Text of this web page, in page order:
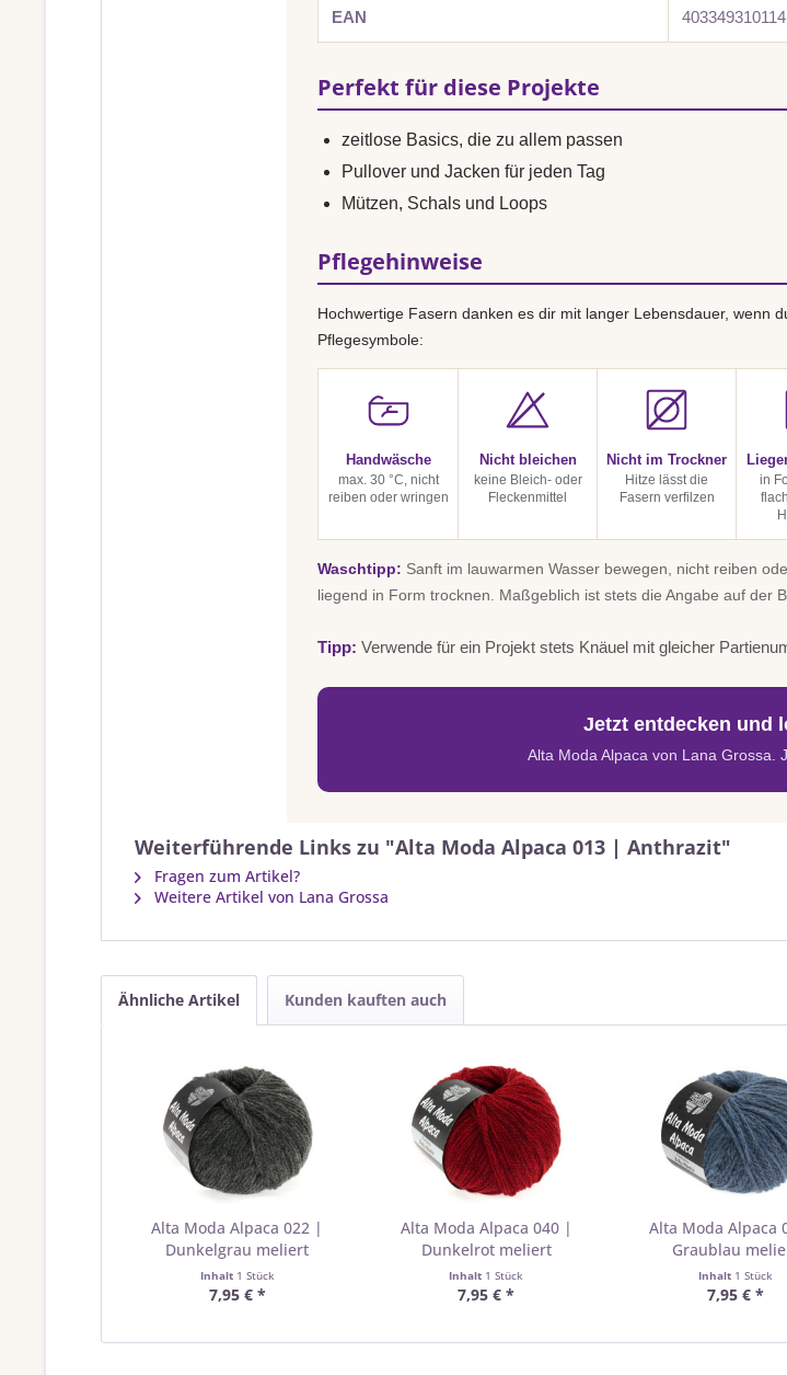
EAN
Perfekt für diese Projekte
zeitlose Basics, die zu allem passen
Pullover und Jacken für jeden Tag
Mützen, Schals und Loops
Pflegehinweise
Hochwertige Fasern danken es dir mit langer Lebensdauer, wenn
Pflegesymbole:
Handwäsche
max. 30 °C, nicht
reiben oder wringen
Nicht bleichen
keine Bleich- oder
Fleckenmittel
Nicht im Trockner
Hitze lässt die
Fasern verfilzen
in
Waschtipp: Sanft im lauwarmen Wasser bewegen, nicht reiben
liegend in Form trocknen. Maßgeblich ist stets die Angabe auf der
Tipp: Verwende für ein Projekt stets Knäuel mit gleicher
Jetzt entdecken und
Alta Moda Alpaca von Lana Grossa.
Weiterführende Links zu "Alta Moda Alpaca 013 | Anthrazit"
Fragen zum Artikel?
Weitere Artikel von Lana Grossa
Ähnliche Artikel Kunden kauften auch
Alta Moda Alpaca 022 |
Dunkelgrau meliert
Inhalt 1 Stück
7,95 € *
Alta Moda Alpaca 040 |
Dunkelrot meliert
Inhalt 1 Stück
7,95 € *
Alta Moda Alpaca
Graublau
Inhalt 1 Stück
7,95 € *